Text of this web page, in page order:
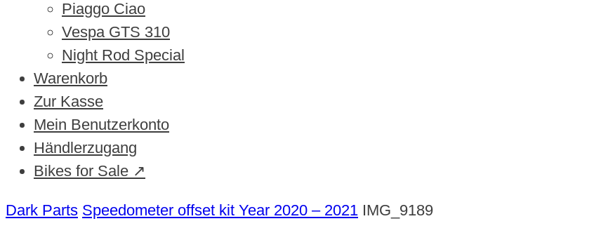
Piaggo Ciao
Vespa GTS 310
Night Rod Special
Warenkorb
Zur Kasse
Mein Benutzerkonto
Händlerzugang
Bikes for Sale ↗
Dark Parts Speedometer offset kit Year 2020 – 2021 IMG_9189